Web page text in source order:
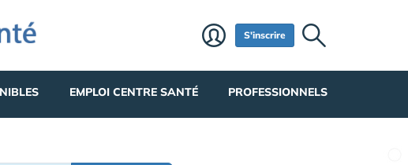
S'inscrire
EMPLOI CENTRE SANTÉ PROFESSIONNELS